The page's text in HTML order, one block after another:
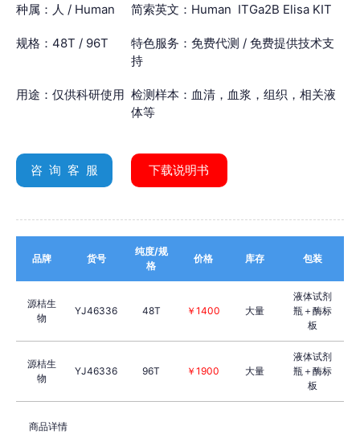
种属：人 / Human 简索英文：Human ITGa2B Elisa KIT
规格：48T / 96T
特色服务：免费代测 / 免费提供技术支
持
用途：仅供科研使用 检测样本：血清，血浆，组织，相关液
体等
咨 询 客 服 下载说明书
品牌 货号
纯度/规
格
价格 库存 包装
源桔生
物
YJ46336 48T ￥1400 大量
液体试剂
瓶＋酶标
板
源桔生
物
YJ46336 96T ￥1900 大量
液体试剂
瓶＋酶标
板
商品详情